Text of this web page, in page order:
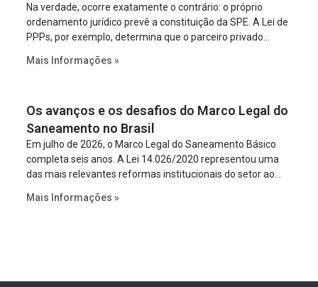
Na verdade, ocorre exatamente o contrário: o próprio
ordenamento jurídico prevê a constituição da SPE. A Lei de
PPPs, por exemplo, determina que o parceiro privado
empreendimento. Ou seja, a suposta “fraude à licitação” é
projeto a projeto.
Mais Informações »
Os avanços e os desafios do Marco Legal do
Saneamento no Brasil
Em julho de 2026, o Marco Legal do Saneamento Básico
completa seis anos. A Lei 14.026/2020 representou uma
das mais relevantes reformas institucionais do setor ao
serviços, ampliar a participação da iniciativa privada,
Mais Informações »